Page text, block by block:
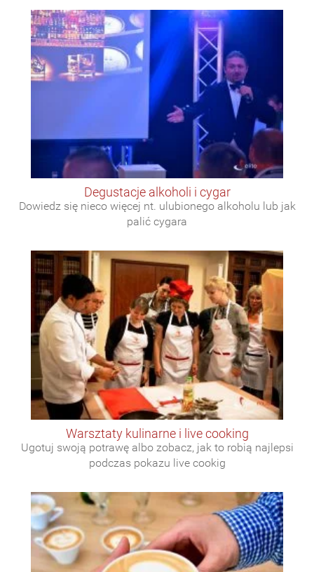
degustacje alkoholi i cygar
Dowiedz się nieco więcej nt. ulubionego alkoholu lub jak
palić cygara
warsztaty kulinarne i live cooking
Ugotuj swoją potrawę albo zobacz, jak to robią najlepsi
podczas pokazu live cookig